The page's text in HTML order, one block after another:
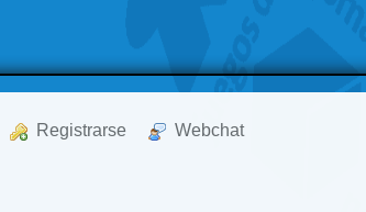
Registrarse Webchat